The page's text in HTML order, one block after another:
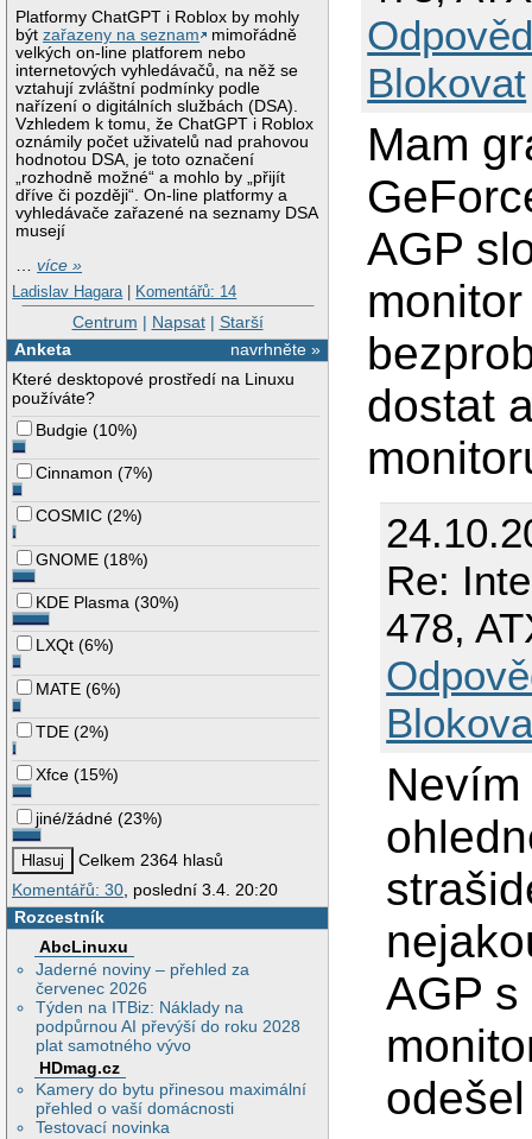
Platformy ChatGPT i Roblox by mohly
býtzařazeny na seznam
mimořádně
velkých on-line platforem nebo
internetových vyhledávačů, na něž se
vztahují zvláštní podmínky podle
nařízení o digitálních službách (DSA).
Vzhledem k tomu, že ChatGPT i Roblox
oznámily počet uživatelů nad prahovou
hodnotou DSA, je toto označení
„rozhodně možné“ a mohlo by „přijít
dříve či později“. On-line platformy a
vyhledávače zařazené na seznamy DSA
musejí
…více »
Ladislav Hagara | Komentářů: 14
Centrum | Napsat| Starší
navrhněte »
Anketa
Které desktopové prostředí na Linuxu
používáte?
Budgie (10%)
Cinnamon (7%)
COSMIC (2%)
GNOME (18%)
KDE Plasma (30%)
LXQt (6%)
MATE (6%)
TDE (2%)
Xfce (15%)
jiné/žádné (23%)
Celkem 2364 hlasů
Komentářů: 30, poslední 3.4. 20:20
Rozcestník
AbcLinuxu
Jaderné noviny – přehled za
červenec 2026
Týden na ITBiz: Náklady na
podpůrnou AI převýší do roku 2028
plat samotného vývo
HDmag.cz
Kamery do bytu přinesou maximální
přehled o vaší domácnosti
Testovací novinka
Blokovat
Mam
AGP
dostat
Re:
478,
AGP